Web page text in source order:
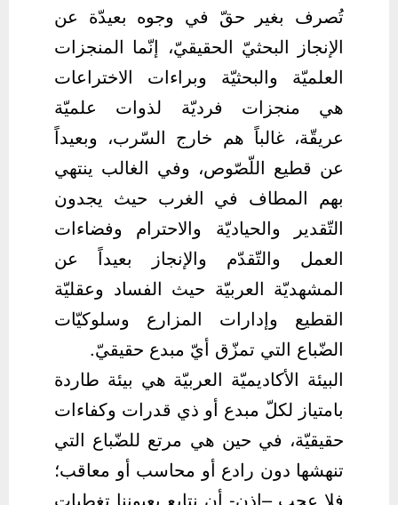
تُصرف بغير حقّ في وجوه بعيدّة عن
الإنجاز البحثيّ الحقيقيّ، إنّما المنجزات
العلميّة والبحثيّة وبراءات الاختراعات
هي منجزات فرديّة لذوات علميّة
عريقّة، غالباً هم خارج السّرب، وبعيداً
عن قطيع اللّصّوص، وفي الغالب ينتهي
بهم المطاف في الغرب حيث يجدون
التّقدير والحياديّة والاحترام وفضاءات
العمل والتّقدّم والإنجاز بعيداً عن
المشهديّة العربيّة حيث الفساد وعقليّة
القطيع وإدارات المزارع وسلوكيّات
الضّباع التي تمزّق أيّ مبدع حقيقيّ.
البيئة الأكاديميّة العربيّة هي بيئة طاردة
بامتياز لكلّ مبدع أو ذي قدرات وكفاءات
حقيقيّة، في حين هي مرتع للضّباع التي
تنهشها دون رادع أو محاسب أو معاقب؛
فلا عجب –إذن- أن نتابع بعيوننا تغطيات